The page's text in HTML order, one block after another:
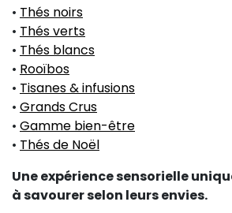
• Thés noirs
• Thés verts
• Thés blancs
• Rooïbos
• Tisanes & infusions
• Grands Crus
• Gamme bien-être
• Thés de Noël
Une expérience sensorielle
à savourer selon leurs envies.